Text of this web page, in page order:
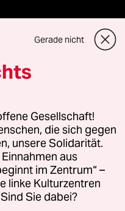
GmbH
oder für Genehmigungen
Richtlinien
Impressum AGB
Gerade nicht
Gesellschaft!
die sich gegen
unsere Solidarität.
aus
im Zentrum“ –
linke Kulturzentren
Sie dabei?